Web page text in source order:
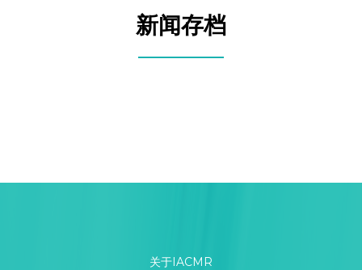
新闻存档
关于IACMR